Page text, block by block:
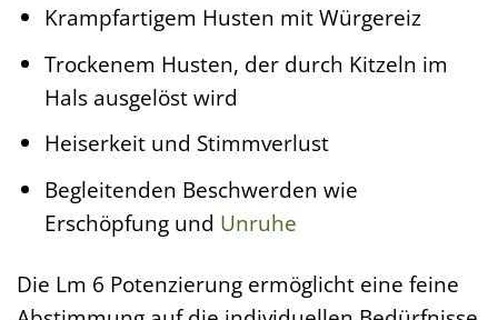
Krampfartigem Husten mit Würgereiz
Trockenem Husten, der durch Kitzeln im
Hals ausgelöst wird
Heiserkeit und Stimmverlust
Begleitenden Beschwerden wie
Erschöpfung und Unruhe
Die Lm 6 Potenzierung ermöglicht eine feine